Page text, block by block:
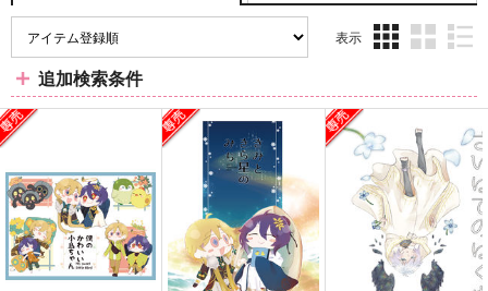
表示
ム
表
ム
表
ム
表
示
追加検索条件